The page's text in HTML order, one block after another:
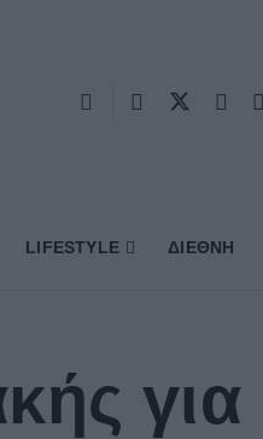
LIFESTYLE ΔΙΕΘΝΗ
για